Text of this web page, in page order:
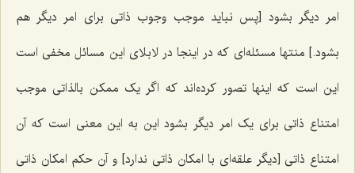
امر دیگر بشود [پس نباید موجب وجوب ذاتی برای امر دیگر هم
بشود.] منتها مسئله‌اى که در اینجا در لابلای این مسائل مخفى است
این است که اینها تصور کرده‌اند که اگر یک ممکن بالذاتى موجب
امتناع ذاتى براى یک امر دیگر بشود این به این معنی است که آن
امتناع ذاتى [دیگر علقه‌ای با امکان ذاتی ندارد] و آن حکم امکان ذاتى